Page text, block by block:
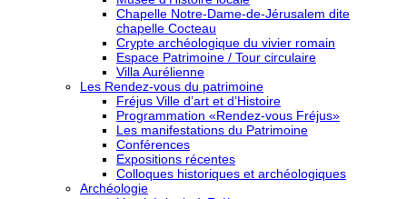
Chapelle Notre-Dame-de-Jérusalem dite
chapelle Cocteau
Crypte archéologique du vivier romain
Espace Patrimoine / Tour circulaire
Villa Aurélienne
Les Rendez-vous du patrimoine
Fréjus Ville d’art et d’Histoire
Programmation «Rendez-vous Fréjus»
Les manifestations du Patrimoine
Conférences
Expositions récentes
Colloques historiques et archéologiques
Archéologie